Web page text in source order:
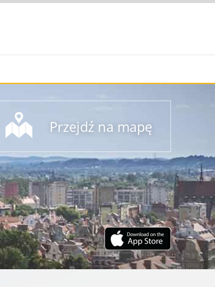
Przejdź na mapę